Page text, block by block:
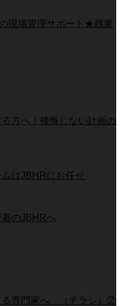
現場管理サポート★残業
方へ｜後悔しない計画の
はJBHRにお任せ
のJBHRへ
る専門家へ （チラシ）②